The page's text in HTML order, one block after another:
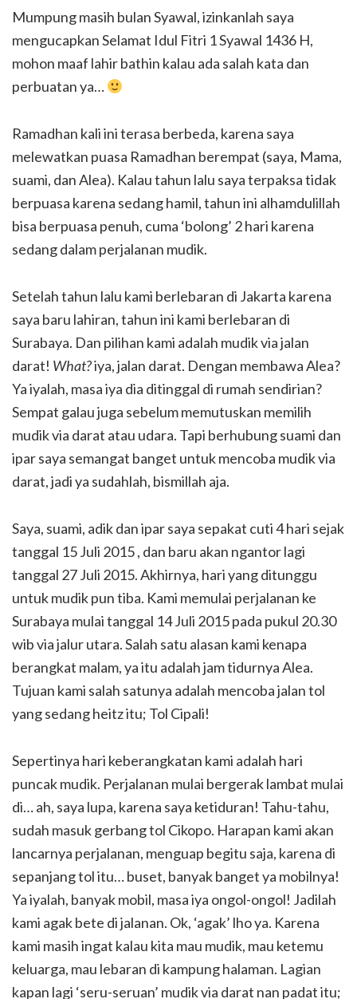
Mumpung masih bulan Syawal, izinkanlah saya
mengucapkan Selamat Idul Fitri 1 Syawal 1436 H,
mohon maaf lahir bathin kalau ada salah kata dan
perbuatan ya…
Ramadhan kali ini terasa berbeda, karena saya
melewatkan puasa Ramadhan berempat (saya, Mama,
suami, dan Alea). Kalau tahun lalu saya terpaksa tidak
berpuasa karena sedang hamil, tahun ini alhamdulillah
bisa berpuasa penuh, cuma ‘bolong’ 2 hari karena
sedang dalam perjalanan mudik.
Setelah tahun lalu kami berlebaran di Jakarta karena
saya baru lahiran, tahun ini kami berlebaran di
Surabaya. Dan pilihan kami adalah mudik via jalan
darat! What?iya, jalan darat. Dengan membawa Alea?
Ya iyalah, masa iya dia ditinggal di rumah sendirian?
Sempat galau juga sebelum memutuskan memilih
mudik via darat atau udara. Tapi berhubung suami dan
ipar saya semangat banget untuk mencoba mudik via
darat, jadi ya sudahlah, bismillah aja.
Saya, suami, adik dan ipar saya sepakat cuti 4 hari sejak
tanggal 15 Juli 2015 , dan baru akan ngantor lagi
tanggal 27 Juli 2015. Akhirnya, hari yang ditunggu
untuk mudik pun tiba. Kami memulai perjalanan ke
Surabaya mulai tanggal 14 Juli 2015 pada pukul 20.30
wib via jalur utara. Salah satu alasan kami kenapa
berangkat malam, ya itu adalah jam tidurnya Alea.
Tujuan kami salah satunya adalah mencoba jalan tol
yang sedang heitz itu; Tol Cipali!
Sepertinya hari keberangkatan kami adalah hari
puncak mudik. Perjalanan mulai bergerak lambat mulai
di… ah, saya lupa, karena saya ketiduran! Tahu-tahu,
sudah masuk gerbang tol Cikopo. Harapan kami akan
lancarnya perjalanan, menguap begitu saja, karena di
sepanjang tol itu… buset, banyak banget ya mobilnya!
Ya iyalah, banyak mobil, masa iya ongol-ongol! Jadilah
kami agak bete di jalanan. Ok, ‘agak’ lho ya. Karena
kami masih ingat kalau kita mau mudik, mau ketemu
keluarga, mau lebaran di kampung halaman. Lagian
kapan lagi ‘seru-seruan’ mudik via darat nan padat itu;